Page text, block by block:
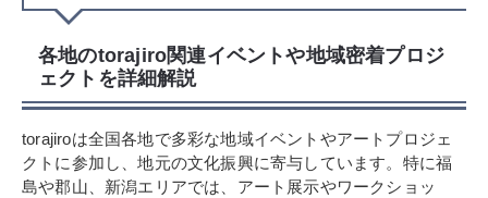
各地のtorajiro関連イベントや地域密着プロジ
ェクトを詳細解説
torajiroは全国各地で多彩な地域イベントやアートプロジェ
クトに参加し、地元の文化振興に寄与しています。特に福
島や郡山、新潟エリアでは、アート展示やワークショッ